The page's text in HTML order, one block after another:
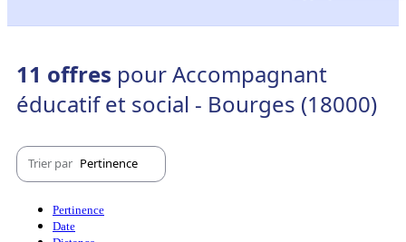
11 offres pour Accompagnant
éducatif et social - Bourges (18000)
Trier par Pertinence
Pertinence
Date